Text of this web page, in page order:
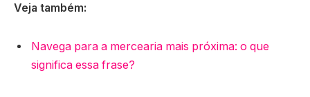
Veja também:
Navega para a mercearia mais próxima: o que
significa essa frase?